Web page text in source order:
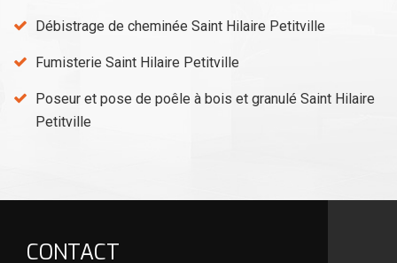
Débistrage de cheminée Saint Hilaire Petitville
Fumisterie Saint Hilaire Petitville
Poseur et pose de poêle à bois et granulé Saint Hilaire
Petitville
CONTACT